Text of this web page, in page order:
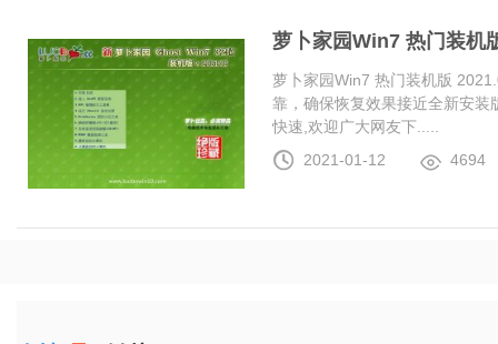
萝卜家园Win7 热门装机
萝卜家园Win7 热门装机版
靠，确保恢复效果接近全新安
快速,欢迎广大网友下.....
2021-01-12
4694